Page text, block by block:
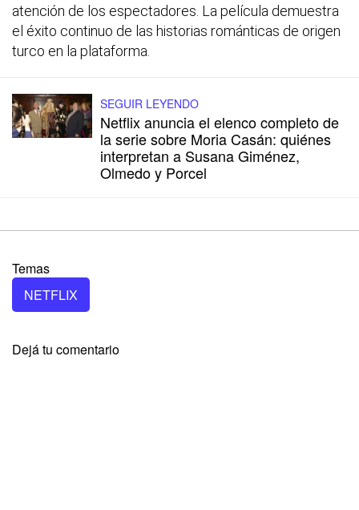
atención de los espectadores. La película demuestra
el éxito continuo de las historias románticas de origen
turco en la plataforma.
SEGUIR LEYENDO
Netflix anuncia el elenco completo de
la serie sobre Moria Casán: quiénes
interpretan a Susana Giménez,
Olmedo y Porcel
Temas
NETFLIX
Dejá tu comentario